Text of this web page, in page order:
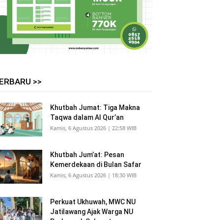
>>
Khutbah Jumat: Tiga Makna
Taqwa dalam Al Qur’an
Kamis, 6 Agustus 2026 | 22:58 WIB
Khutbah Jum’at: Pesan
Kemerdekaan di Bulan Safar
Kamis, 6 Agustus 2026 | 18:30 WIB
Perkuat Ukhuwah, MWC NU
Jatilawang Ajak Warga NU